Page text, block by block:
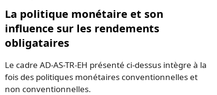
La politique monétaire et son
influence sur les rendements
obligataires
Le cadre AD-AS-TR-EH présenté ci-dessus intègre à la
fois des politiques monétaires conventionnelles et
non conventionnelles.